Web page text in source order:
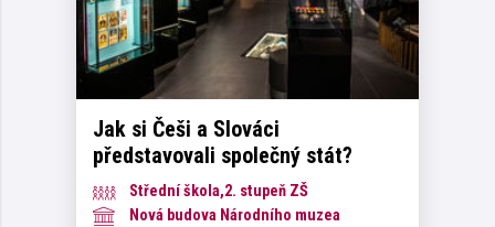
Jak si Češi a Slováci
představovali společný stát?
Střední škola,2. stupeň ZŠ
Nová budova Národního muzea